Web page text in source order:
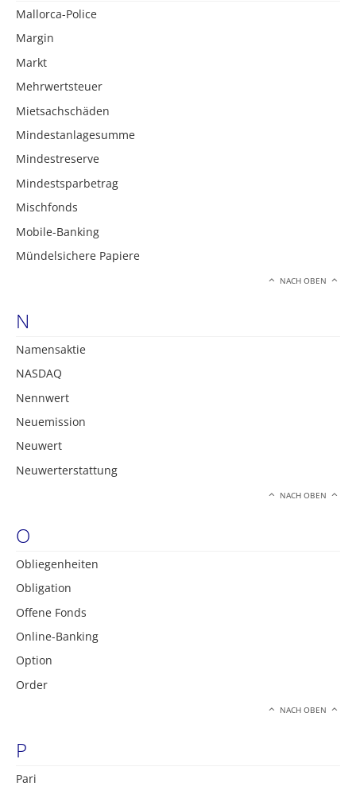
Mallorca-Police
Margin
Markt
Mehrwertsteuer
Mietsachschäden
Mindestanlagesumme
Mindestreserve
Mindestsparbetrag
Mischfonds
Mobile-Banking
Mündelsichere Papiere
NACH OBEN
N
Namensaktie
NASDAQ
Nennwert
Neuemission
Neuwert
Neuwerterstattung
NACH OBEN
O
Obliegenheiten
Obligation
Offene Fonds
Online-Banking
Option
Order
NACH OBEN
P
Pari